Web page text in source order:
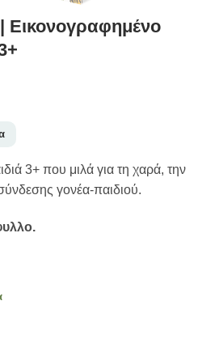
3+ που μιλά για τη χαρά, την
γονέα-παιδιού.
Βιβλίο για Παιδιά 3+